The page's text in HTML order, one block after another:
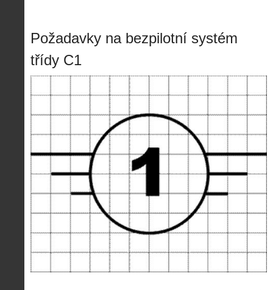
Požadavky na bezpilotní systém
třídy C1